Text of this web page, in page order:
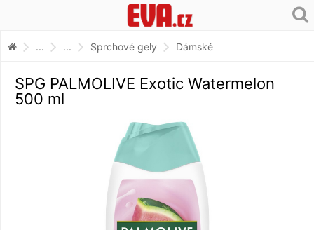
... ... Sprchové gely Dámské
SPG PALMOLIVE Exotic Watermelon
500 ml